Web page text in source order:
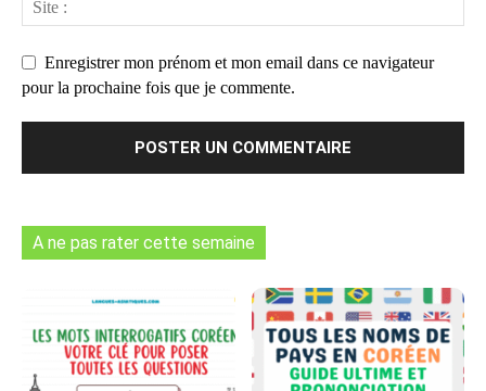
Enregistrer mon prénom et mon email dans ce navigateur
pour la prochaine fois que je commente.
A ne pas rater cette semaine